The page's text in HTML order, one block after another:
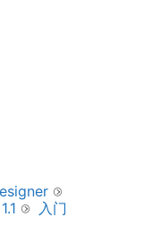
入门